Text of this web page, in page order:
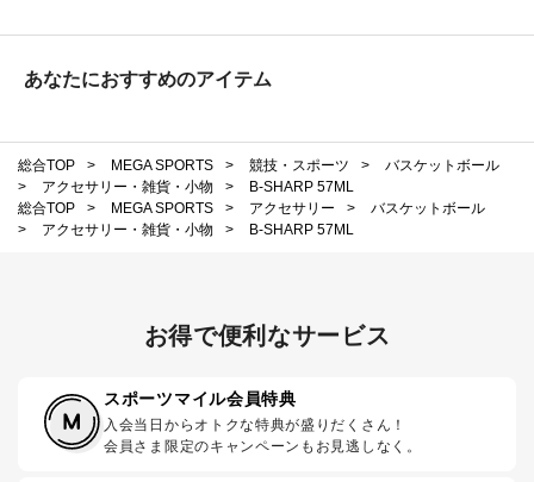
あなたにおすすめのアイテム
総合TOP > MEGA SPORTS > 競技・スポーツ >
バスケットボール
>
アクセサリー・雑貨・小物 >
B-SHARP 57ML
総合TOP
> MEGA SPORTS > アクセサリー >
バスケットボール
>
アクセサリー・雑貨・小物 > B-SHARP 57ML
お得で便利なサービス
スポーツマイル会員特典
入会当日からオトクな特典が盛りだくさん！
会員さま限定のキャンペーンもお見逃しなく。